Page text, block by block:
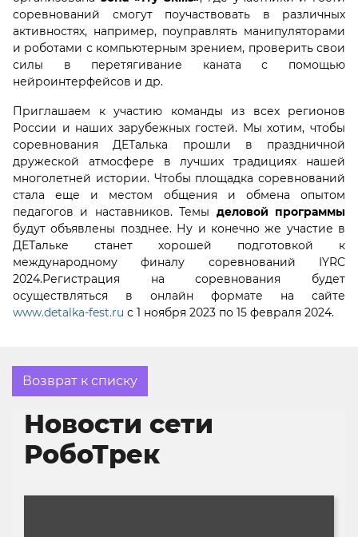
соревнований смогут поучаствовать в различных
активностях, например, поуправлять манипуляторами
и роботами с компьютерным зрением, проверить свои
силы в перетягивание каната с помощью
нейроинтерфейсов и др.
Приглашаем к участию команды из всех регионов
России и наших зарубежных гостей. Мы хотим, чтобы
соревнования ДЕТалька прошли в праздничной
дружеской атмосфере в лучших традициях нашей
многолетней истории. Чтобы площадка соревнований
стала еще и местом общения и обмена опытом
педагогов и наставников. Темы деловой программы
будут объявлены позднее. Ну и конечно же участие в
ДЕТальке станет хорошей подготовкой к
международному финалу соревнований IYRC
2024.Регистрация на соревнования будет
осуществляться в онлайн формате на сайте
www.detalka-fest.ru с 1 ноября 2023 по 15 февраля 2024.
Возврат к списку
Новости сети
РобоТрек